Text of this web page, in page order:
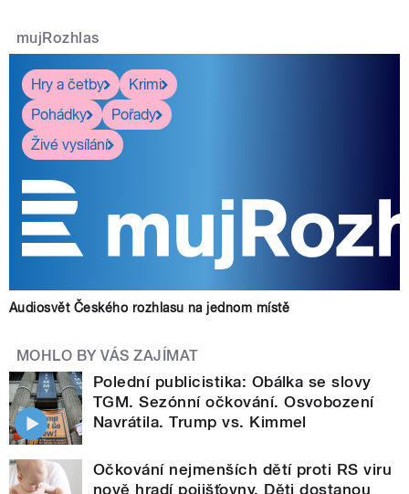
mujRozhlas
Hry a četby
Krimi
Pohádky
Pořady
Živé vysílání
Audiosvět Českého rozhlasu na jednom místě
MOHLO BY VÁS ZAJÍMAT
Polední publicistika: Obálka se slovy
TGM. Sezónní očkování. Osvobození
Navrátila. Trump vs. Kimmel
Očkování nejmenších dětí proti RS viru
nově hradí pojišťovny. Děti dostanou